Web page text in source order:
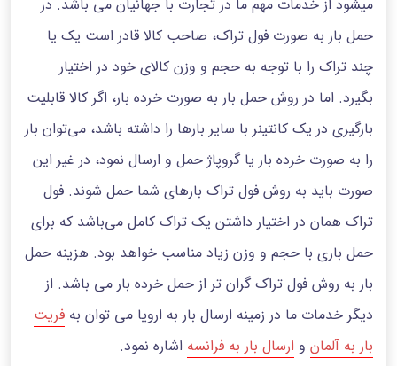
میشود از خدمات مهم ما در تجارت با جهانیان می باشد. در
حمل بار به صورت فول تراک، صاحب کالا قادر است یک یا
چند تراک را با توجه به حجم و وزن کالای خود در اختیار
بگیرد. اما در روش حمل بار به صورت خرده بار، اگر کالا قابلیت
بارگیری در یک کانتینر با سایر بارها را داشته باشد، می‌توان بار
را به صورت خرده بار یا گروپاژ حمل و ارسال نمود، در غیر این
صورت باید به روش فول تراک بارهای شما حمل شوند. فول
تراک همان در اختیار داشتن یک تراک کامل می‌باشد که برای
حمل باری با حجم و وزن زیاد مناسب خواهد بود. هزینه حمل
بار به روش فول تراک گران تر از حمل خرده بار می باشد. از
دیگر خدمات ما در زمینه ارسال بار به اروپا می توان به فریت
بار به آلمان و ارسال بار به فرانسه اشاره نمود.